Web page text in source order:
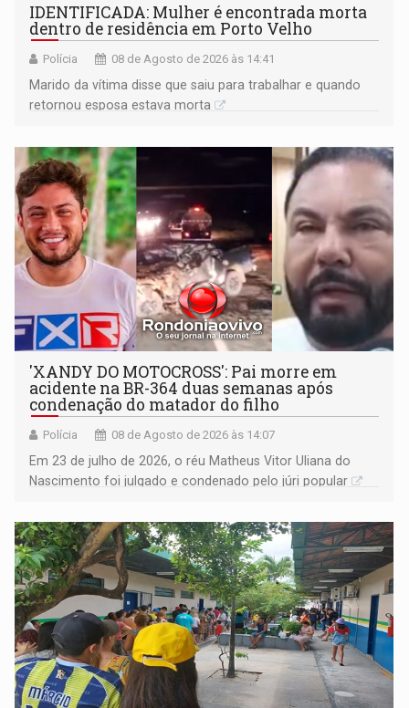
IDENTIFICADA: Mulher é encontrada morta
dentro de residência em Porto Velho
Polícia 08 de Agosto de 2026 às 14:41
Marido da vítima disse que saiu para trabalhar e quando
retornou esposa estava morta
'XANDY DO MOTOCROSS': Pai morre em
acidente na BR-364 duas semanas após
condenação do matador do filho
Polícia 08 de Agosto de 2026 às 14:07
Em 23 de julho de 2026, o réu Matheus Vitor Uliana do
Nascimento foi julgado e condenado pelo júri popular